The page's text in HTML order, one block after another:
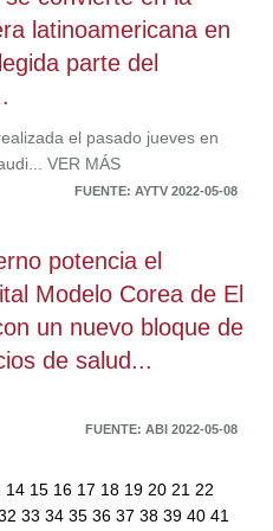
latinoamericana en
parte del
el pasado jueves en
VER MÁS
FUENTE: AYTV 2022-05-08
potencia el
Modelo Corea de El
un nuevo bloque de
de salud...
FUENTE: ABI 2022-05-08
14 15 16 17 18 19 20 21 22
33 34 35 36 37 38 39 40 41